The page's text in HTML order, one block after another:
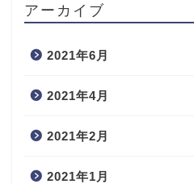
アーカイブ
2021年6月
2021年4月
2021年2月
2021年1月